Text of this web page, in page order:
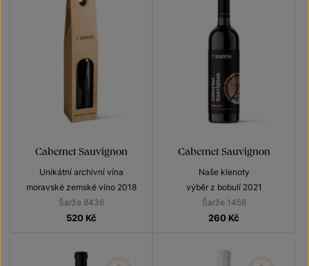
Cabernet Sauvignon
Unikátní archivní vína
moravské zemské víno 2018
Šarže 8436
520 Kč
Cabernet Sauvignon
Naše klenoty
výběr z bobulí 2021
Šarže 1458
260 Kč